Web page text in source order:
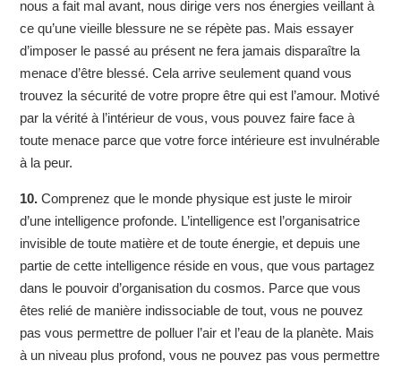
nous a fait mal avant, nous dirige vers nos énergies veillant à
ce qu’une vieille blessure ne se répète pas. Mais essayer
d’imposer le passé au présent ne fera jamais disparaître la
menace d’être blessé. Cela arrive seulement quand vous
trouvez la sécurité de votre propre être qui est l’amour. Motivé
par la vérité à l’intérieur de vous, vous pouvez faire face à
toute menace parce que votre force intérieure est invulnérable
à la peur.
10. Comprenez que le monde physique est juste le miroir
d’une intelligence profonde. L’intelligence est l’organisatrice
invisible de toute matière et de toute énergie, et depuis une
partie de cette intelligence réside en vous, que vous partagez
dans le pouvoir d’organisation du cosmos. Parce que vous
êtes relié de manière indissociable de tout, vous ne pouvez
pas vous permettre de polluer l’air et l’eau de la planète. Mais
à un niveau plus profond, vous ne pouvez pas vous permettre